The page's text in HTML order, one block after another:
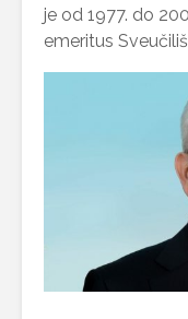
je od 1977. do
emeritus